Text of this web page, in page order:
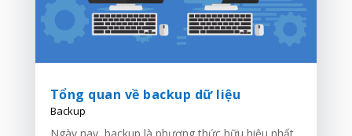
Tổng quan về backup dữ liệu
Backup